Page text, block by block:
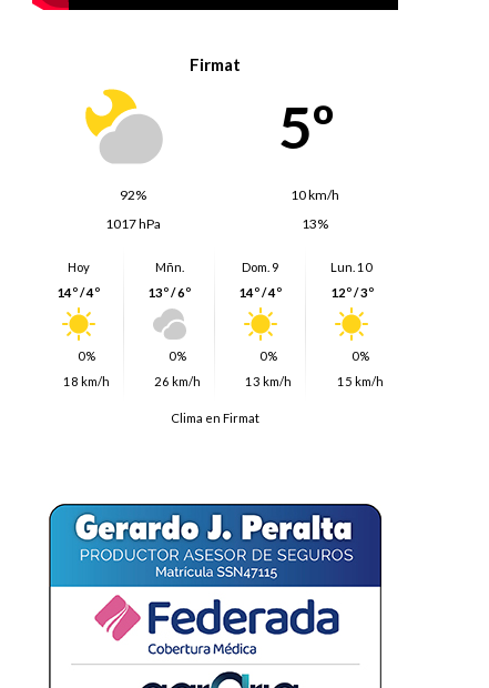
Firmat
5º
92%
10 km/h
1017 hPa
13%
Hoy
14º / 4º
0%
18 km/h
Mñn.
13º / 6º
0%
26 km/h
Dom. 9
14º / 4º
0%
13 km/h
Lun. 10
12º / 3º
0%
15 km/h
Clima en Firmat